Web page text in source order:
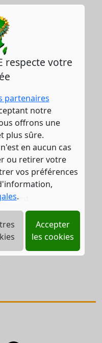
respecte votre
partenaires
notre
offrons une
plus sûre.
en aucun cas
ou retirer votre
vos préférences
.
Accepter
les cookies